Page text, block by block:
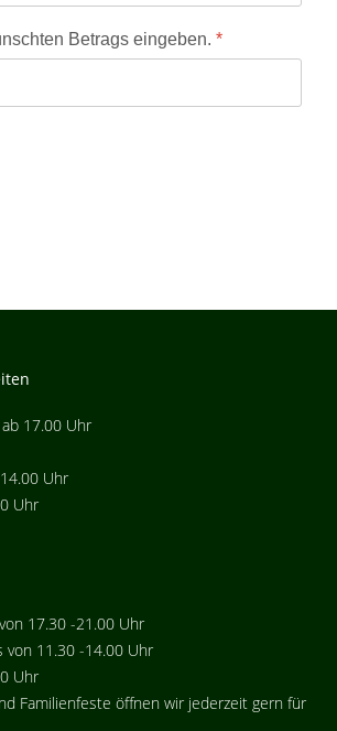
Betrags eingeben. *
17.00 Uhr
Uhr
Uhr
17.30 -21.00 Uhr
von 11.30 -14.00 Uhr
Uhr
Familienfeste öffnen wir jederzeit gern für